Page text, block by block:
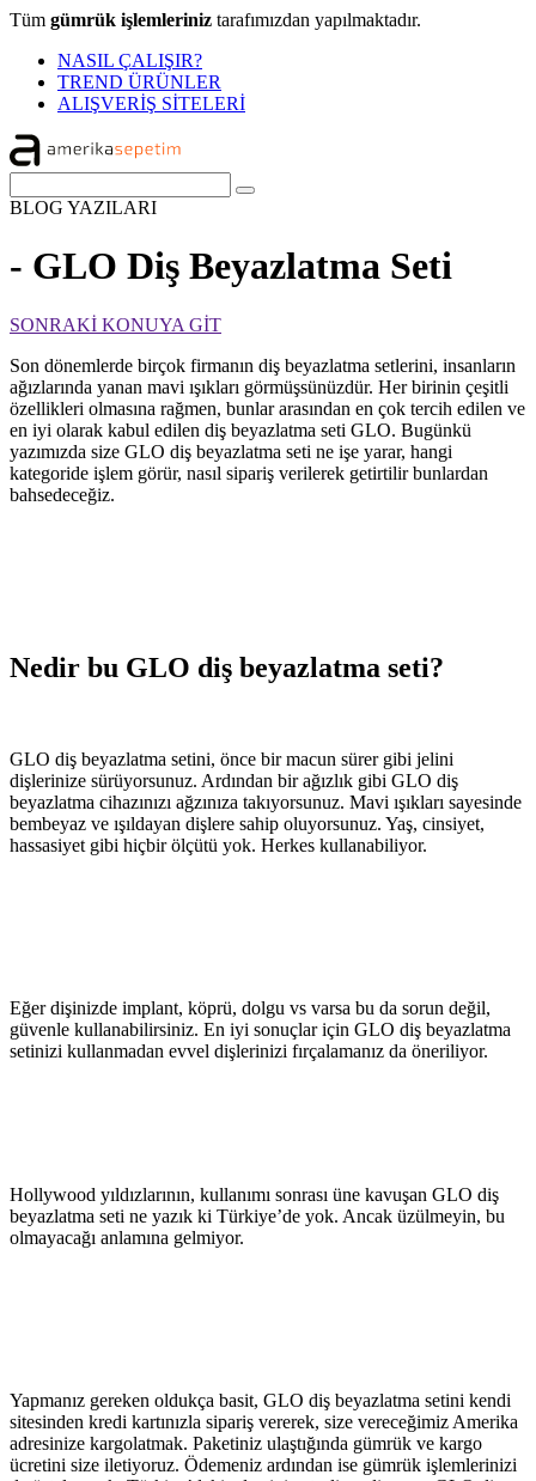
Tüm gümrük işlemleriniz tarafımızdan yapılmaktadır.
NASIL ÇALIŞIR?
TREND ÜRÜNLER
ALIŞVERİŞ SİTELERİ
BLOG YAZILARI
- GLO Diş Beyazlatma Seti
SONRAKİ KONUYA GİT
Son dönemlerde birçok firmanın diş beyazlatma setlerini, insanların
ağızlarında yanan mavi ışıkları görmüşsünüzdür. Her birinin çeşitli
özellikleri olmasına rağmen, bunlar arasından en çok tercih edilen ve
en iyi olarak kabul edilen diş beyazlatma seti GLO. Bugünkü
yazımızda size GLO diş beyazlatma seti ne işe yarar, hangi
kategoride işlem görür, nasıl sipariş verilerek getirtilir bunlardan
bahsedeceğiz.
Nedir bu GLO diş beyazlatma seti?
GLO diş beyazlatma setini, önce bir macun sürer gibi jelini
dişlerinize sürüyorsunuz. Ardından bir ağızlık gibi GLO diş
beyazlatma cihazınızı ağzınıza takıyorsunuz. Mavi ışıkları sayesinde
bembeyaz ve ışıldayan dişlere sahip oluyorsunuz. Yaş, cinsiyet,
hassasiyet gibi hiçbir ölçütü yok. Herkes kullanabiliyor.
Eğer dişinizde implant, köprü, dolgu vs varsa bu da sorun değil,
güvenle kullanabilirsiniz. En iyi sonuçlar için GLO diş beyazlatma
setinizi kullanmadan evvel dişlerinizi fırçalamanız da öneriliyor.
Hollywood yıldızlarının, kullanımı sonrası üne kavuşan GLO diş
beyazlatma seti ne yazık ki Türkiye’de yok. Ancak üzülmeyin, bu
olmayacağı anlamına gelmiyor.
Yapmanız gereken oldukça basit, GLO diş beyazlatma setini kendi
sitesinden kredi kartınızla sipariş vererek, size vereceğimiz Amerika
adresinize kargolatmak. Paketiniz ulaştığında gümrük ve kargo
ücretini size iletiyoruz. Ödemeniz ardından ise gümrük işlemlerinizi